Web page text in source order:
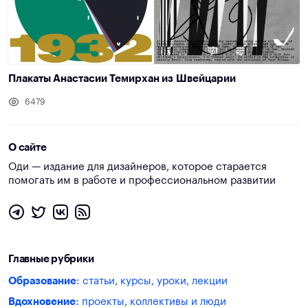
Плакаты Анастасии Темирхан из Швейцарии
6479
О сайте
Оди — издание для дизайнеров, которое старается
помогать им в работе и профессиональном развитии
Главные рубрики
Образование: статьи, курсы, уроки, лекции
Вдохновение: проекты, коллективы и люди